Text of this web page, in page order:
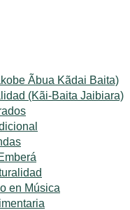
Ãbua Kãdai Baita)
(Kãi-Baita Jaibiara)
en Música